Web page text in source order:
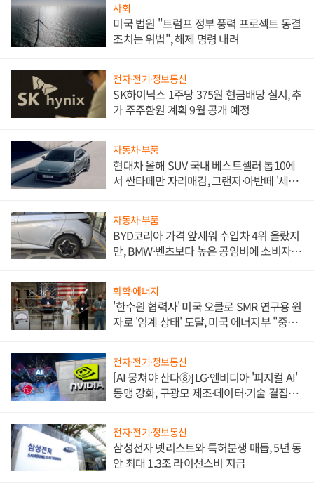
사회
미국 법원 "트럼프 정부 풍력 프로젝트 동결
조치는 위법", 해제 명령 내려
전자·전기·정보통신
SK하이닉스 1주당 375원 현금배당 실시, 추
가 주주환원 계획 9월 공개 예정
자동차·부품
현대차 올해 SUV 국내 베스트셀러 톱10에
서 싼타페만 자리매김, 그랜저·아반떼 '세단
자동차·부품
BYD코리아 가격 앞세워 수입차 4위 올랐지
만, BMW·벤츠보다 높은 공임비에 소비자
화학·에너지
'한수원 협력사' 미국 오클로 SMR 연구용 원
자로 '임계 상태' 도달, 미국 에너지부 "중요
전자·전기·정보통신
[AI 뭉쳐야 산다⑧] LG·엔비디아 '피지컬 AI'
동맹 강화, 구광모 제조·데이터·기술 결집
전자·전기·정보통신
삼성전자 넷리스트와 특허분쟁 매듭, 5년 동
안 최대 1.3조 라이선스비 지급